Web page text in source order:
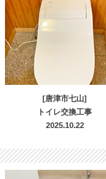
[唐津市七山]
トイレ交換工事
2025.10.22